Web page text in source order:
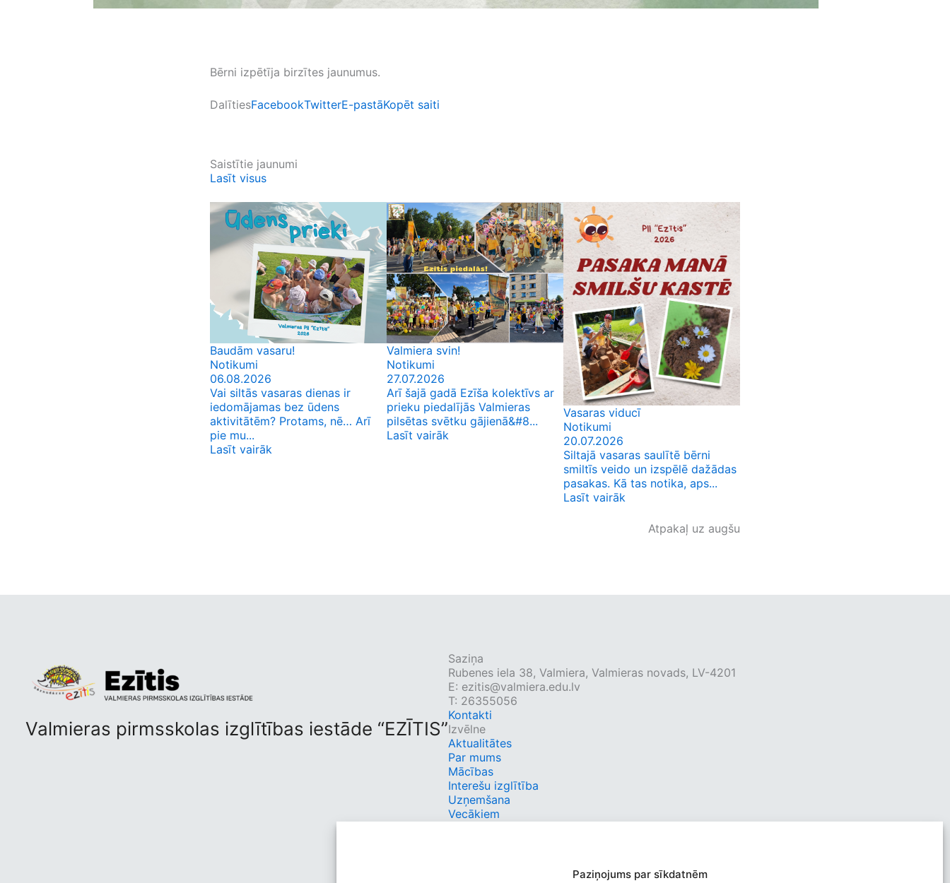
Paziņojums par sīkdatnēm
Bērni izpētīja birzītes jaunumus.
DalītiesFacebookTwitterE-pastāKopēt saiti
Saistītie jaunumi
Lasīt visus
Baudām vasaru!
Notikumi
06.08.2026
Vai siltās vasaras dienas ir
iedomājamas bez ūdens
aktivitātēm? Protams, nē… Arī
pie mu...
Lasīt vairāk
Valmiera svin!
Notikumi
27.07.2026
Arī šajā gadā Ezīša kolektīvs ar
prieku piedalījās Valmieras
pilsētas svētku gājienā&#8...
Lasīt vairāk
Vasaras viducī
Notikumi
20.07.2026
Siltajā vasaras saulītē bērni
smiltīs veido un izspēlē dažādas
pasakas. Kā tas notika, aps...
Lasīt vairāk
Atpakaļ uz augšu
Valmieras pirmsskolas izglītības iestāde “EZĪTIS”
Saziņa
Rubenes iela 38, Valmiera, Valmieras novads, LV-4201
E: ezitis@valmiera.edu.lv
T: 26355056
Kontakti
Izvēlne
Aktualitātes
Par mums
Mācības
Interešu izglītība
Uzņemšana
Vecākiem